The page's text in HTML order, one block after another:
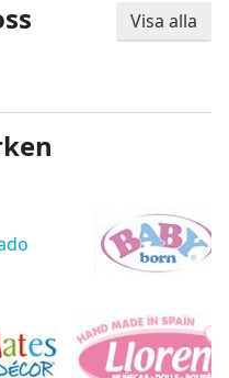
Visa alla